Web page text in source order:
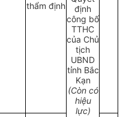
thẩm định
định
công bố
TTHC
của Chủ
tịch
UBND
tỉnh Bắc
Kạn
(Còn có
hiệu
lực)